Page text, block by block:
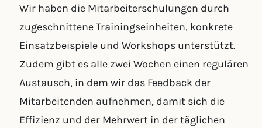
Wir haben die Mitarbeiterschulungen durch
zugeschnittene Trainingseinheiten, konkrete
Einsatzbeispiele und Workshops unterstützt.
Zudem gibt es alle zwei Wochen einen regulären
Austausch, in dem wir das Feedback der
Mitarbeitenden aufnehmen, damit sich die
Effizienz und der Mehrwert in der täglichen